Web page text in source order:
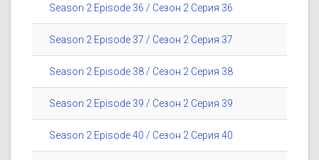
Season 2 Episode 36 / Сезон 2 Серия 36
Season 2 Episode 37 / Сезон 2 Серия 37
Season 2 Episode 38 / Сезон 2 Серия 38
Season 2 Episode 39 / Сезон 2 Серия 39
Season 2 Episode 40 / Сезон 2 Серия 40